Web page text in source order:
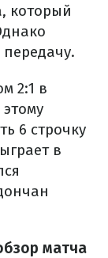
который
2:1 в
6 строчку
в
матча